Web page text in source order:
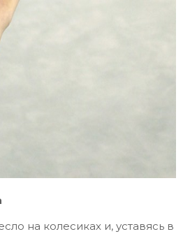
на колесиках и, уставясь в